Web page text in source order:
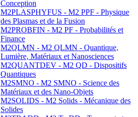
Conception
M2PLASPHYFUS - M2 PPF - Physique
des Plasmas et de la Fusion
M2PROBFIN - M2 PF - Probabilités et
Finance
M2QLMN - M2 QLMN - Quantique,
Lumière, Matériaux et Nanosciences
M2QUANTDEV - M2 QD - Dispositifs
Quantiques
M2SMNO - M2 SMNO - Science des
Matériaux et des Nano-Objets
M2SOLIDS - M2 Solids - Mécanique des
Solides